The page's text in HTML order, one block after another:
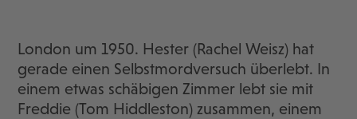
London um 1950. Hester (Rachel Weisz) hat
gerade einen Selbstmordversuch überlebt. In
einem etwas schäbigen Zimmer lebt sie mit
Freddie (Tom Hiddleston) zusammen, einem